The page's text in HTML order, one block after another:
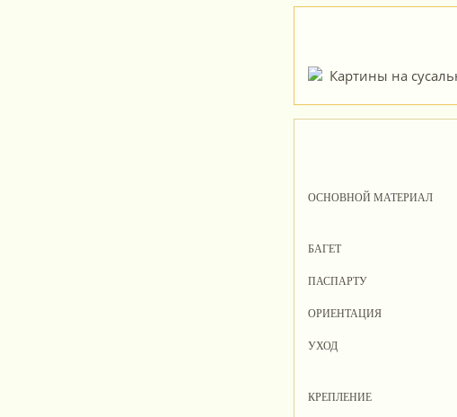
ОСНОВНОЙ МАТЕРИАЛ
БАГЕТ
ПАСПАРТУ
ОРИЕНТАЦИЯ
УХОД
КРЕПЛЕНИЕ